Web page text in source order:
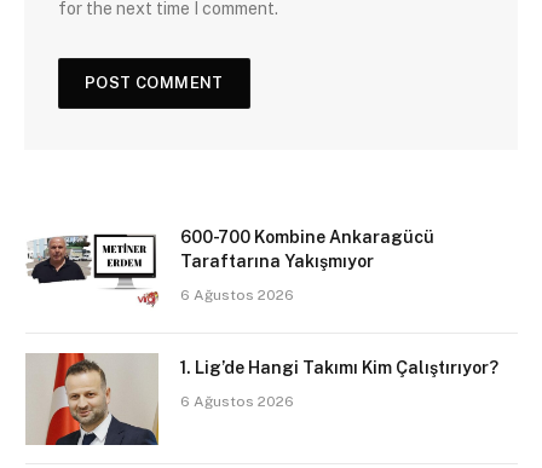
for the next time I comment.
600-700 Kombine Ankaragücü
Taraftarına Yakışmıyor
6 Ağustos 2026
1. Lig’de Hangi Takımı Kim Çalıştırıyor?
6 Ağustos 2026